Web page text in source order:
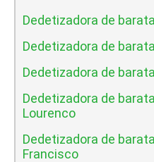
Dedetizadora de
Dedetizadora de
Dedetizadora de
Dedetizadora de
Lourenco
Dedetizadora de
Francisco